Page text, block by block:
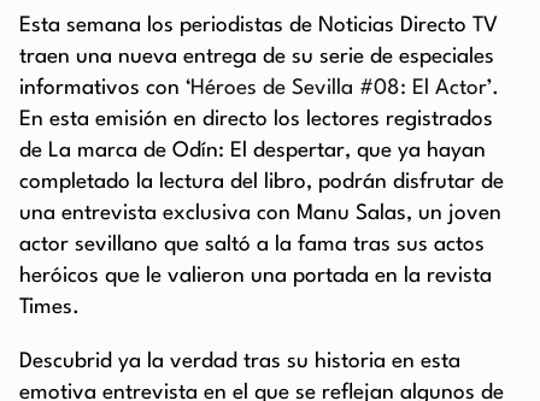
Esta semana los periodistas de Noticias Directo TV
traen una nueva entrega de su serie de especiales
informativos con ‘Héroes de Sevilla #08: El Actor’.
En esta emisión en directo los lectores registrados
de La marca de Odín: El despertar, que ya hayan
completado la lectura del libro, podrán disfrutar de
una entrevista exclusiva con Manu Salas, un joven
actor sevillano que saltó a la fama tras sus actos
heróicos que le valieron una portada en la revista
Times.
Descubrid ya la verdad tras su historia en esta
emotiva entrevista en el que se reflejan algunos de